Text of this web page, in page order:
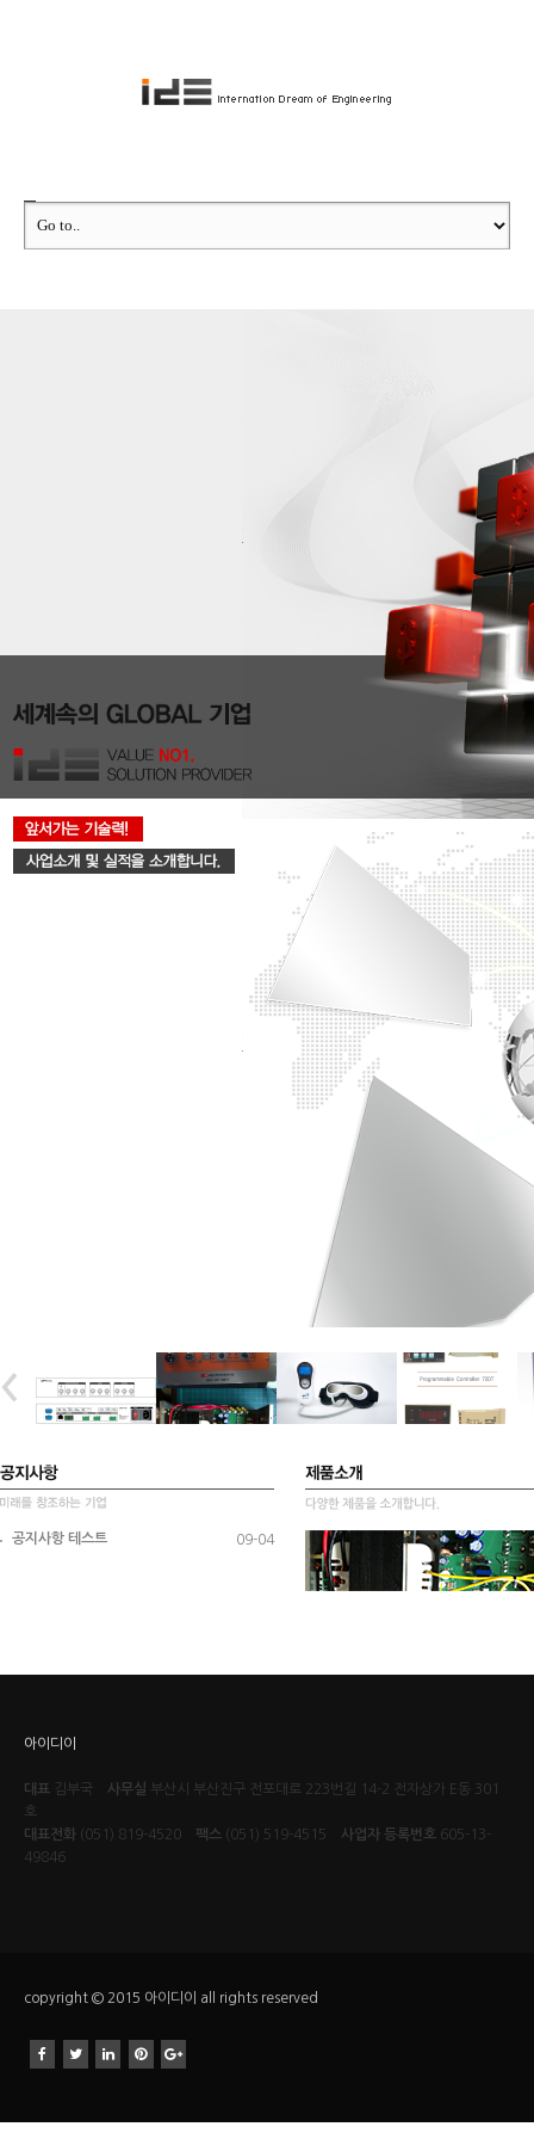
공지사항 테스트 09-04
아이디이
대표 김부국 사무실 부산시 부산진구 전포대로 223번길 14-2 전자상가 E동 301
호
대표전화 (051) 819-4520 팩스 (051) 519-4515 사업자 등록번호 605-13-
49846
copyright © 2015 아이디이 all rights reserved